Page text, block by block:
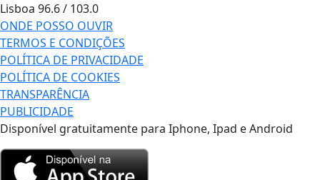
Lisboa 96.6 / 103.0
ONDE POSSO OUVIR
TERMOS E CONDIÇÕES
POLÍTICA DE PRIVACIDADE
POLÍTICA DE COOKIES
TRANSPARÊNCIA
PUBLICIDADE
Disponível gratuitamente para Iphone, Ipad e Android